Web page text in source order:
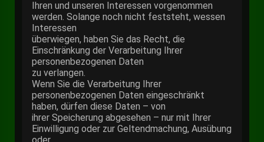
Ihren und unseren Interessen vorgenommen
werden. Solange noch nicht feststeht, wessen
Interessen
überwiegen, haben Sie das Recht, die
Einschränkung der Verarbeitung Ihrer
personenbezogenen Daten
zu verlangen.
Wenn Sie die Verarbeitung Ihrer
personenbezogenen Daten eingeschränkt
haben, dürfen diese Daten – von
ihrer Speicherung abgesehen – nur mit Ihrer
Einwilligung oder zur Geltendmachung, Ausübung